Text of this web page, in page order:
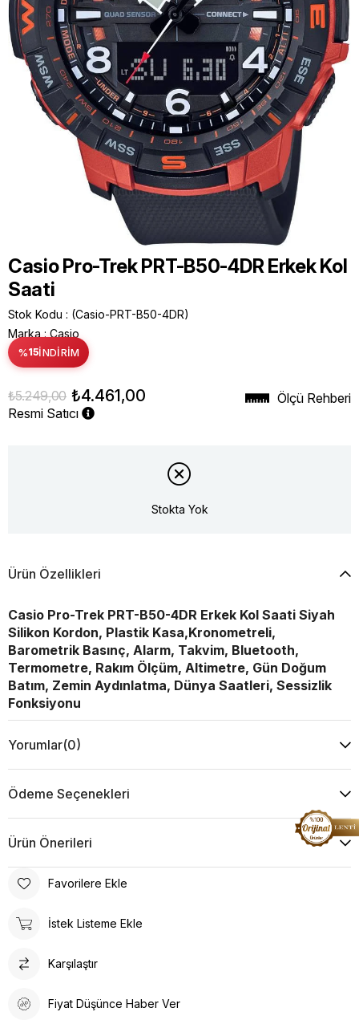
Casio Pro-Trek PRT-B50-4DR Erkek Kol
Saati
Stok Kodu
(Casio-PRT-B50-4DR)
Marka : Casio
%15İNDIRIM
₺5.249,00 ₺4.461,00
Resmi Satıcı
Ölçü Rehberi
Stokta Yok
Ürün Özellikleri
Casio Pro-Trek PRT-B50-4DR Erkek Kol Saati Siyah
Silikon Kordon, Plastik Kasa,Kronometreli,
Barometrik Basınç, Alarm, Takvim, Bluetooth,
Termometre, Rakım Ölçüm, Altimetre, Gün Doğum
Batım, Zemin Aydınlatma, Dünya Saatleri, Sessizlik
Fonksiyonu
Yorumlar(0)
Ödeme Seçenekleri
Ürün Önerileri
Favorilere Ekle
İstek Listeme Ekle
Karşılaştır
Fiyat Düşünce Haber Ver